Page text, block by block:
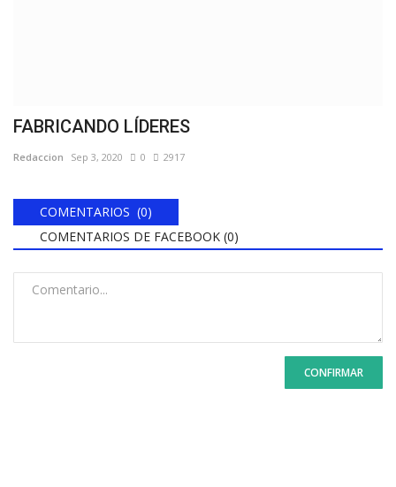
FABRICANDO LÍDERES
Redaccion Sep 3, 2020 0 2917
COMENTARIOS (0)
COMENTARIOS DE FACEBOOK (0)
CONFIRMAR